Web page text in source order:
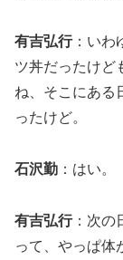
有吉弘行：いわ
ツ丼だったけど
ね、そこにある
ったけど。
石沢勤 ：はい。
有吉弘行：次の
って、やっぱ体